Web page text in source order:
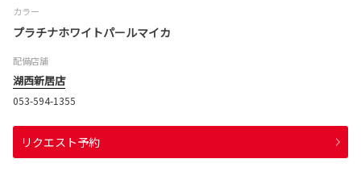
カラー
プラチナホワイトパールマイカ
配備店舗
湖西新居店
053-594-1355
リクエスト予約